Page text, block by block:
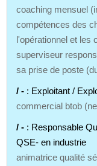
coaching mensuel
compétences des
l'opérationnel et les
superviseur
sa prise de poste
/ - : Exploitant /
commercial btob
/ - : Responsable
QSE- en industrie
animatrice qualité